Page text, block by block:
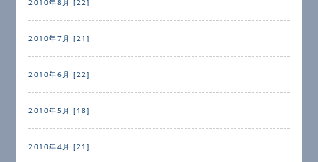
2010年7月 [21]
2010年6月 [22]
2010年5月 [18]
2010年4月 [21]